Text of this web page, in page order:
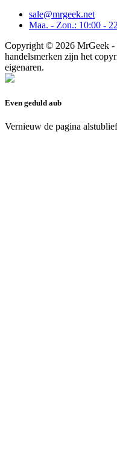
sale@mrgeek.net
Maa. - Zon.: 10:00 -
Copyright © 2026 MrGeek -
handelsmerken zijn het
eigenaren.
Even geduld aub
Vernieuw de pagina